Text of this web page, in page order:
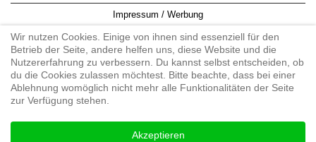
Impressum / Werbung
Informationspflicht WKO
AGB
#enduroaustria, #wirlebenenduro #enduroaustriaracingteam
Wir nutzen Cookies. Einige von ihnen sind essenziell für den
Betrieb der Seite, andere helfen uns, diese Website und die
Nutzererfahrung zu verbessern. Du kannst selbst entscheiden, ob
du die Cookies zulassen möchtest. Bitte beachte, dass bei einer
Ablehnung womöglich nicht mehr alle Funktionalitäten der Seite
zur Verfügung stehen.
Akzeptieren